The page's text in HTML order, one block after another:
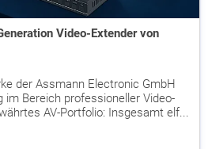
Video-Extender von
der Assmann Electronic GmbH
im Bereich professioneller Video-
AV-Portfolio: Insgesamt elf...